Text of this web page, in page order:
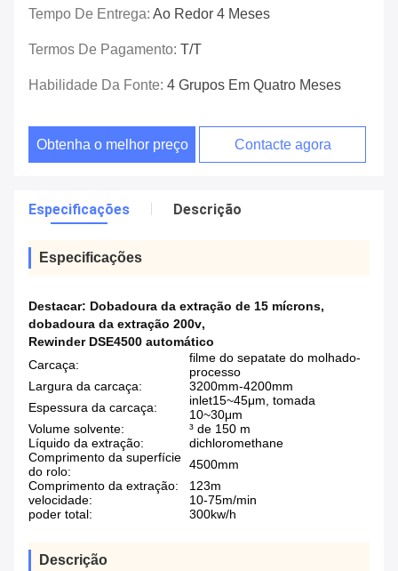
Tempo De Entrega: Ao Redor 4 Meses
Termos De Pagamento: T/T
Habilidade Da Fonte: 4 Grupos Em Quatro Meses
Obtenha o melhor preço Contacte agora
Especificações Descrição
Especificações
Destacar: Dobadoura da extração de 15 mícrons,
dobadoura da extração 200v,
Rewinder DSE4500 automático
Carcaça:
filme do sepatate do molhado-
processo
Largura da carcaça:
3200mm-4200mm
Espessura da carcaça:
inlet15~45μm, tomada
10~30μm
Volume solvente:
³ de 150 m
Líquido da extração:
dichloromethane
Comprimento da superfície
do rolo:
4500mm
Comprimento da extração:
123m
velocidade:
10-75m/min
poder total:
300kw/h
Descrição